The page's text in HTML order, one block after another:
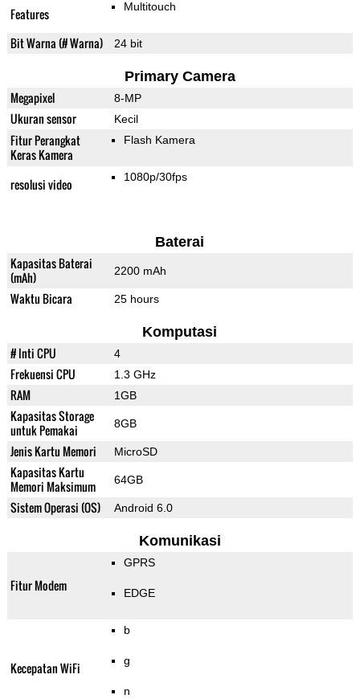
Features Multitouch
Bit Warna (# Warna) 24 bit
Primary Camera
Megapixel 8-MP
Ukuran sensor Kecil
Fitur Perangkat
Keras Kamera
Flash Kamera
resolusi video 1080p/30fps
Baterai
Kapasitas Baterai
(mAh)
2200 mAh
Waktu Bicara 25 hours
Komputasi
# Inti CPU 4
Frekuensi CPU 1.3 GHz
RAM 1GB
Kapasitas Storage
untuk Pemakai
8GB
Jenis Kartu Memori MicroSD
Kapasitas Kartu
Memori Maksimum
64GB
Sistem Operasi (OS) Android 6.0
Komunikasi
Fitur Modem
GPRS
EDGE
Kecepatan WiFi
b
g
n